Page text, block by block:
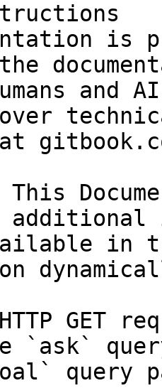
is
and
over
This
in
GET
`ask`
query